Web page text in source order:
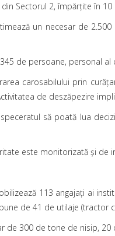
Sectorul 2, împărţite în
un necesar de
de persoane, personal
carosabilului prin
de deszăpezire
să poată lua
este monitorizată şi de
113 angajaţi ai
de 41 de utilaje (tractor
de 300 de tone de nisip,